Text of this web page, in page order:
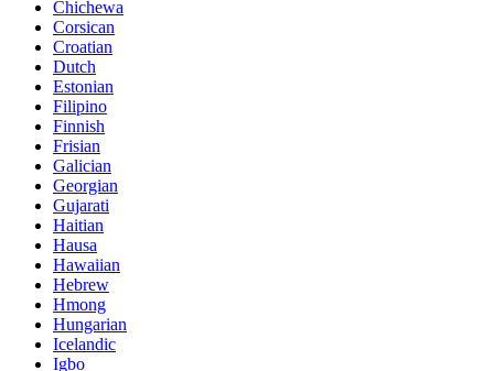
Chichewa
Corsican
Croatian
Dutch
Estonian
Filipino
Finnish
Frisian
Galician
Georgian
Gujarati
Haitian
Hausa
Hawaiian
Hebrew
Hmong
Hungarian
Icelandic
Igbo